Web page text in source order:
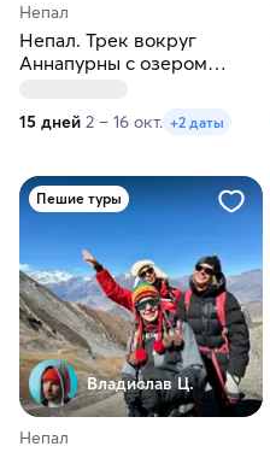
Непал
Непал. Трек вокруг
Аннапурны с озером
15 дней 2 – 16 окт. +2 даты
Пешие туры
Владислав Ц.
Непал